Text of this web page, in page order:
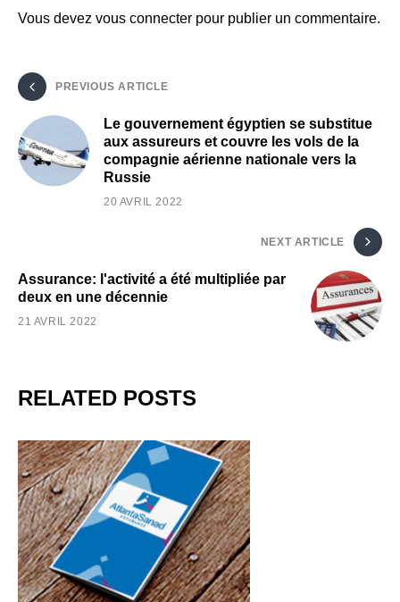
Vous devez vous connecter pour publier un commentaire.
PREVIOUS ARTICLE
Le gouvernement égyptien se substitue
aux assureurs et couvre les vols de la
compagnie aérienne nationale vers la
Russie
20 AVRIL 2022
NEXT ARTICLE
Assurance: l'activité a été multipliée par
deux en une décennie
21 AVRIL 2022
RELATED POSTS